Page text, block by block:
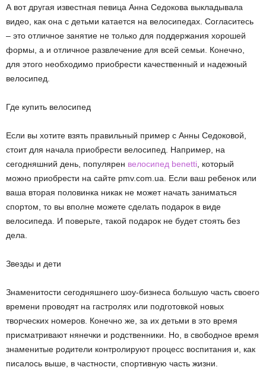
А вот другая известная певица Анна Седокова выкладывала
видео, как она с детьми катается на велосипедах. Согласитесь
– это отличное занятие не только для поддержания хорошей
формы, а и отличное развлечение для всей семьи. Конечно,
для этого необходимо приобрести качественный и надежный
велосипед.
Где купить велосипед
Если вы хотите взять правильный пример с Анны Седоковой,
стоит для начала приобрести велосипед. Например, на
сегодняшний день, популярен велосипед benetti , который
можно приобрести на сайте pmv.com.ua. Если ваш ребенок или
ваша вторая половинка никак не может начать заниматься
спортом, то вы вполне можете сделать подарок в виде
велосипеда. И поверьте, такой подарок не будет стоять без
дела.
Звезды и дети
Знаменитости сегодняшнего шоу-бизнеса большую часть своего
времени проводят на гастролях или подготовкой новых
творческих номеров. Конечно же, за их детьми в это время
присматривают нянечки и родственники. Но, в свободное время
знаменитые родители контролируют процесс воспитания и, как
писалось выше, в частности, спортивную часть жизни.